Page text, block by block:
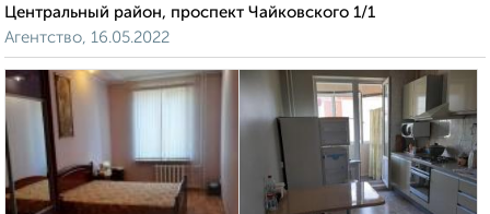
Центральный район, проспект Чайковского 1/1
Агентство, 16.05.2022